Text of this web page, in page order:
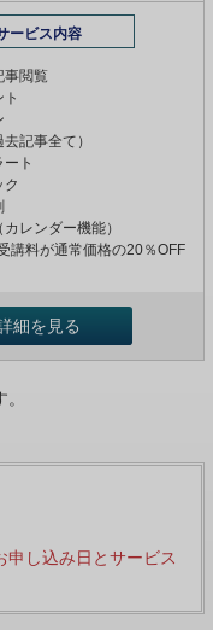
ービス内容
事閲覧
記事全て）
ト
ク
レンダー機能）
講料が通常価格の20％OFF
細を見る
し込み日とサービス